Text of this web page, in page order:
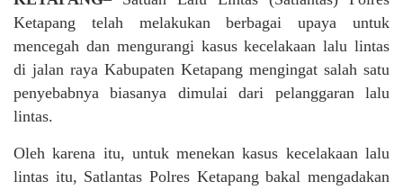
Ketapang telah melakukan berbagai upaya untuk
mencegah dan mengurangi kasus kecelakaan lalu lintas
di jalan raya Kabupaten Ketapang mengingat salah satu
penyebabnya biasanya dimulai dari pelanggaran lalu
lintas.
Oleh karena itu, untuk menekan kasus kecelakaan lalu
lintas itu, Satlantas Polres Ketapang bakal mengadakan